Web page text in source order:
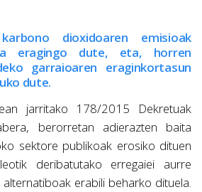
dioxidoaren emisioak
eragingo dute, eta, horren
garraioaren eraginkortasun
dute.
jarritako 178/2015 Dekretuak
berorretan adierazten baita
sektore publikoak erosiko dituen
deribatutako erregaiei aurre
erabili beharko dituela.